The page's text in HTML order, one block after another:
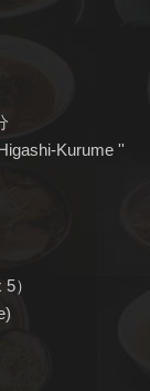
Kurume ''
）